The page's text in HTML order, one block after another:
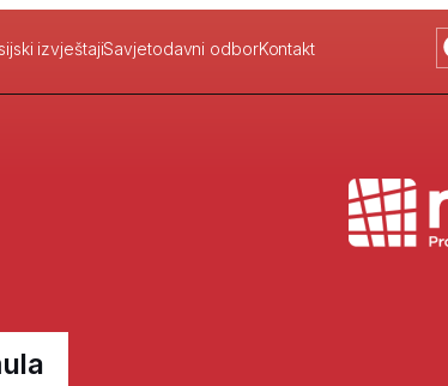
izvještajiSavjetodavni odborKontakt